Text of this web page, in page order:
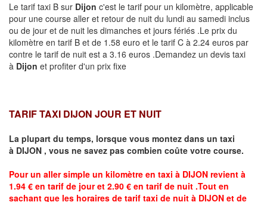
Le tarif taxi B sur Dijon c'est le tarif pour un kilomètre, applicable
pour une course aller et retour de nuit du lundi au samedi inclus
ou de jour et de nuit les dimanches et jours fériés .Le prix du
kilomètre en tarif B et de 1.58 euro et le tarif C à 2.24 euros par
contre le tarif de nuit est a 3.16 euros .Demandez un devis taxi
à Dijon et profiter d'un prix fixe
TARIF TAXI DIJON JOUR ET NUIT
La plupart du temps, lorsque vous montez dans un taxi
à DIJON , vous ne savez pas combien coûte votre course.
Pour un aller simple un kilomètre en taxi à DIJON revient à
1.94 € en tarif de jour et 2.90 € en tarif de nuit .Tout en
sachant que les horaires de tarif taxi de nuit à DIJON et de